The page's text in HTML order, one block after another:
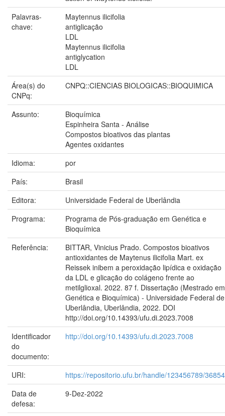
Palavras-
chave:
Maytennus ilicifolia
antiglicação
LDL
Maytennus ilicifolia
antiglycation
LDL
Área(s) do
CNPq:
CNPQ::CIENCIAS BIOLOGICAS::BIOQUIMICA
Assunto:
Bioquímica
Espinheira Santa - Análise
Compostos bioativos das plantas
Agentes oxidantes
Idioma:
por
País:
Brasil
Editora:
Universidade Federal de Uberlândia
Programa:
Programa de Pós-graduação em Genética e
Bioquímica
Referência:
BITTAR, Vinicius Prado. Compostos bioativos
antioxidantes de Maytenus ilicifolia Mart. ex
Reissek inibem a peroxidação lipídica e oxidação
da LDL e glicação do colágeno frente ao
metilglioxal. 2022. 87 f. Dissertação (Mestrado em
Genética e Bioquímica) - Universidade Federal de
Uberlândia, Uberlândia, 2022. DOI
http://doi.org/10.14393/ufu.di.2023.7008
Identificador
do
documento:
http://doi.org/10.14393/ufu.di.2023.7008
URI:
https://repositorio.ufu.br/handle/123456789/36854
Data de
defesa:
9-Dez-2022